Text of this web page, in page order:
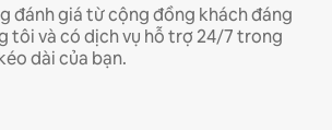
đánh giá từ cộng đồng khách đáng
tôi và có dịch vụ hỗ trợ 24/7 trong
dài của bạn.